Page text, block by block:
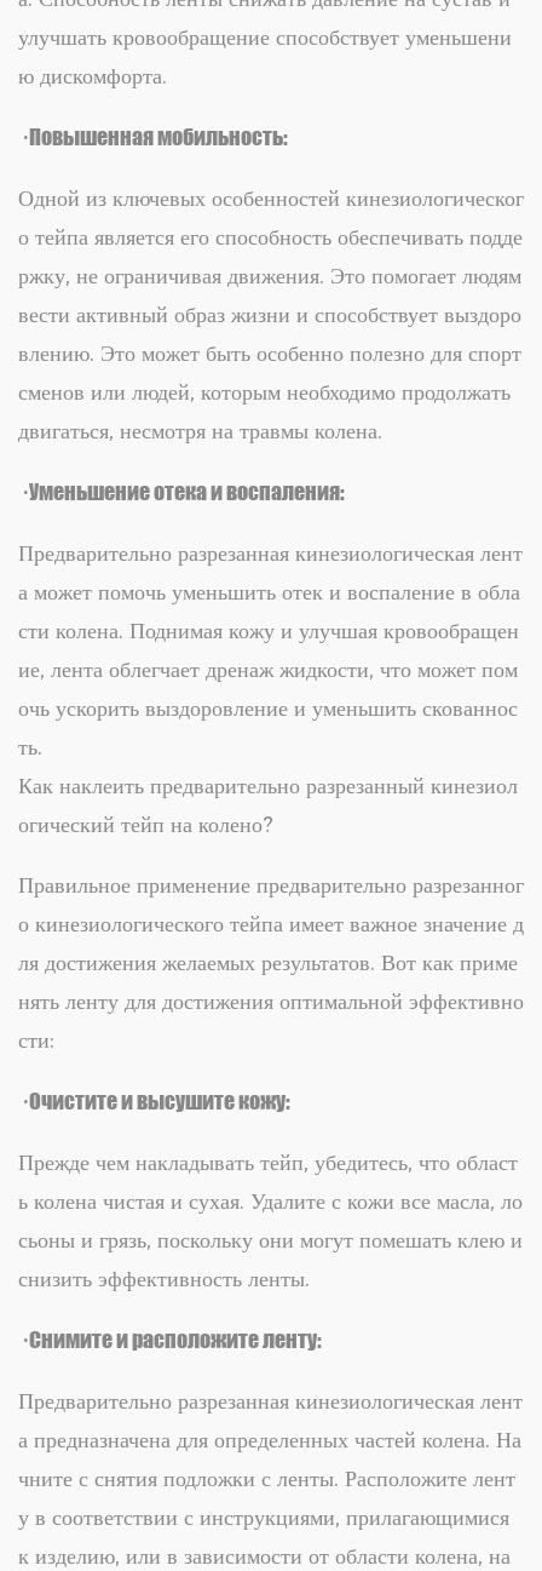
улучшать кровообращение способствует уменьшени
ю дискомфорта.
· Повышенная мобильность:
Одной из ключевых особенностей кинезиологическог
о тейпа является его способность обеспечивать подде
ржку, не ограничивая движения. Это помогает людям
вести активный образ жизни и способствует выздоро
влению. Это может быть особенно полезно для спорт
сменов или людей, которым необходимо продолжать
двигаться, несмотря на травмы колена.
· Уменьшение отека и воспаления:
Предварительно разрезанная кинезиологическая лент
а может помочь уменьшить отек и воспаление в обла
сти колена. Поднимая кожу и улучшая кровообращен
ие, лента облегчает дренаж жидкости, что может пом
очь ускорить выздоровление и уменьшить скованнос
ть.
Как наклеить предварительно разрезанный кинезиол
огический тейп на колено?
Правильное применение предварительно разрезанног
о кинезиологического тейпа имеет важное значение д
ля достижения желаемых результатов. Вот как приме
нять ленту для достижения оптимальной эффективно
сти:
· Очистите и высушите кожу:
Прежде чем накладывать тейп, убедитесь, что област
ь колена чистая и сухая. Удалите с кожи все масла, ло
сьоны и грязь, поскольку они могут помешать клею и
снизить эффективность ленты.
· Снимите и расположите ленту:
Предварительно разрезанная кинезиологическая лент
а предназначена для определенных частей колена. На
чните с снятия подложки с ленты. Расположите лент
у в соответствии с инструкциями, прилагающимися
к изделию, или в зависимости от области колена, на